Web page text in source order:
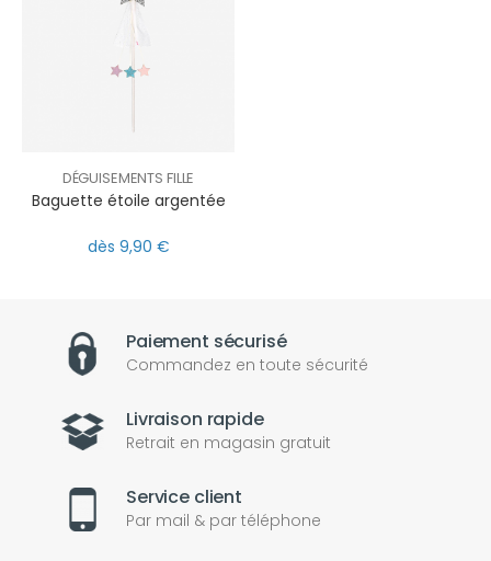
DÉGUISEMENTS FILLE
Baguette étoile argentée
dès 9,90 €
Paiement sécurisé
Commandez en toute sécurité
Livraison rapide
Retrait en magasin gratuit
Service client
Par mail & par téléphone